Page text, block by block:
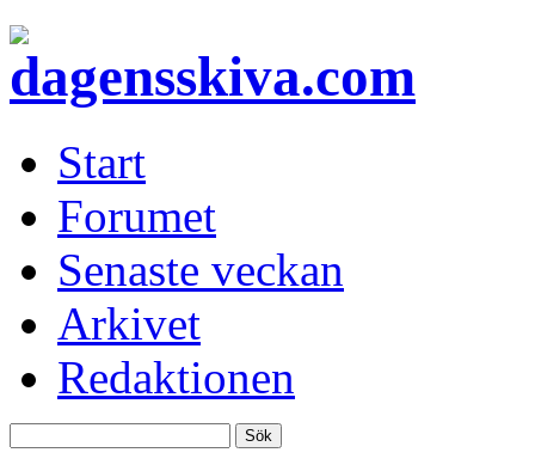
Start
Forumet
Senaste veckan
Arkivet
Redaktionen